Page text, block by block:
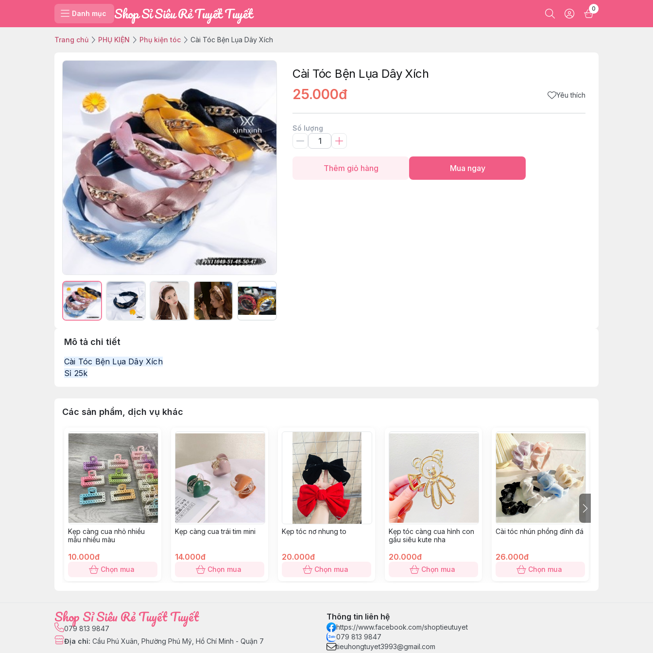
Danh mục Shop Sỉ Siêu Rẻ Tuyết Tuyết 0
Trang chủ PHỤ KIỆN Phụ kiện tóc Cài Tóc Bện Lụa Dây Xích
Cài Tóc Bện Lụa Dây Xích
25.000đ Yêu thích
Số lượng
Thêm giỏ hàng Mua ngay
Mô tả chi tiết
Cài Tóc Bện Lụa Dây Xích
Sỉ 25k
Các sản phẩm, dịch vụ khác
Kẹp càng cua nhỏ nhiều
mẫu nhiều màu
10.000đ
Chọn mua
Kẹp càng cua trái tim mini
14.000đ
Chọn mua
Kẹp tóc nơ nhung to
20.000đ
Chọn mua
Kẹp tóc càng cua hình con
gấu siêu kute nha
20.000đ
Chọn mua
Cài tóc nhún phồng đính đá
26.000đ
Chọn mua
Shop Sỉ Siêu Rẻ Tuyết Tuyết
079 813 9847
Địa chỉ: Cầu Phú Xuân, Phường Phú Mỹ, Hồ Chí Minh - Quận 7
Thông tin liên hệ
https://www.facebook.com/shoptieutuyet
079 813 9847
tieuhongtuyet3993@gmail.com